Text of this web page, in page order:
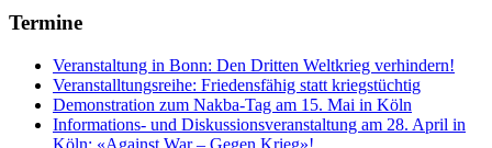
Termine
Veranstaltung in Bonn: Den Dritten Weltkrieg verhindern!
Veranstalltungsreihe: Friedensfähig statt kriegstüchtig
Demonstration zum Nakba-Tag am 15. Mai in Köln
Informations- und Diskussionsveranstaltung am 28. April in
Köln: «Against War – Gegen Krieg»!